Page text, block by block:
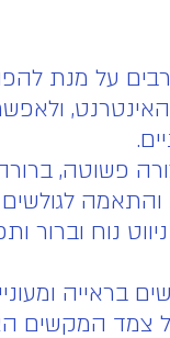
על מנת להפוך
ולאפשר
פשוטה,
לגולשים
נוח וברור
בראייה